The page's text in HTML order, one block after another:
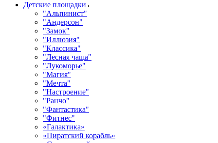
Детские площадки
"Альпинист"
"Андерсон"
"Замок"
"Иллюзия"
"Классика"
"Лесная чаща"
"Лукоморье"
"Магия"
"Мечта"
"Настроение"
"Ранчо"
"Фантастика"
"Фитнес"
«Галактика»
«Пиратский корабль»